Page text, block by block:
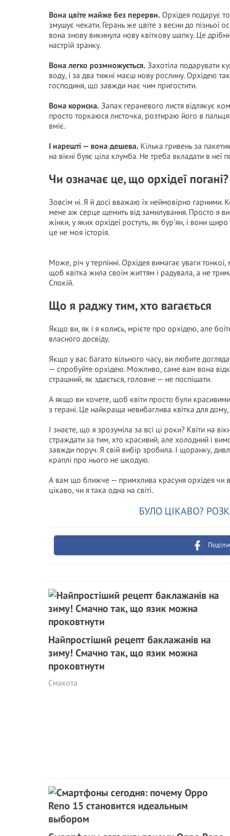
Вона цвіте майже без перерви. Орхідея подарує
змушує чекати. Герань же цвіте з весни до пізньої
вона знову викинула нову квіткову шапку. Це
настрій зранку.
Вона легко розмножується. Захотіла подарувати
воду, і за два тижні маєш нову рослину. Орхідею
господиня, що завжди має чим пригостити.
Вона корисна. Запах гераневого листя відлякує
просто торкаюся листочка, розтираю його в
вміє.
І нарешті — вона дешева. Кілька гривень за
на вікні буяє ціла клумба. Не треба вкладати в неї
Чи означає це, що орхідеї погані?
Зовсім ні. Я й досі вважаю їх неймовірно
мене аж серце щемить від замилування. Просто я
жінки, у яких орхідеї ростуть, як бур’ян, і вони
це не моя історія.
Може, річ у терпінні. Орхідея вимагає уваги
щоб квітка жила своїм життям і радувала, а не
Спокій.
Що я раджу тим, хто вагається
Якщо ви, як і я колись, мрієте про орхідею, але
власного досвіду.
Якщо у вас багато вільного часу, ви любите
— спробуйте орхідею. Можливо, саме вам вона
страшний, як здається, головне — не поспішати.
А якщо ви хочете, щоб квіти просто були
з герані. Це найкраща невибаглива квітка для
І знаєте, що я зрозуміла за всі ці роки? Квіти на
страждати за тим, хто красивий, але холодний і
завжди поруч. Я свій вибір зробила. І щоранку,
краплі про нього не шкодую.
А вам що ближче — примхлива красуня орхідея чи
цікаво, чи я така одна на світі.
БУЛО ЦІКАВО?
Найпростіший рецепт баклажанів на
зиму! Смачно так, що язик можна
проковтнути
Смакота